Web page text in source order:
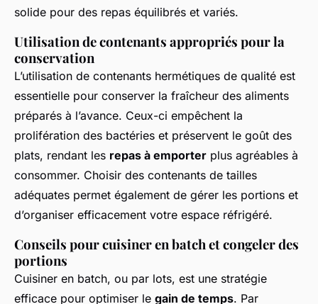
solide pour des repas équilibrés et variés.
Utilisation de contenants appropriés pour la
conservation
L’utilisation de contenants hermétiques de qualité est
essentielle pour conserver la fraîcheur des aliments
préparés à l’avance. Ceux-ci empêchent la
prolifération des bactéries et préservent le goût des
plats, rendant les repas à emporter plus agréables à
consommer. Choisir des contenants de tailles
adéquates permet également de gérer les portions et
d’organiser efficacement votre espace réfrigéré.
Conseils pour cuisiner en batch et congeler des
portions
Cuisiner en batch, ou par lots, est une stratégie
efficace pour optimiser le gain de temps. Par